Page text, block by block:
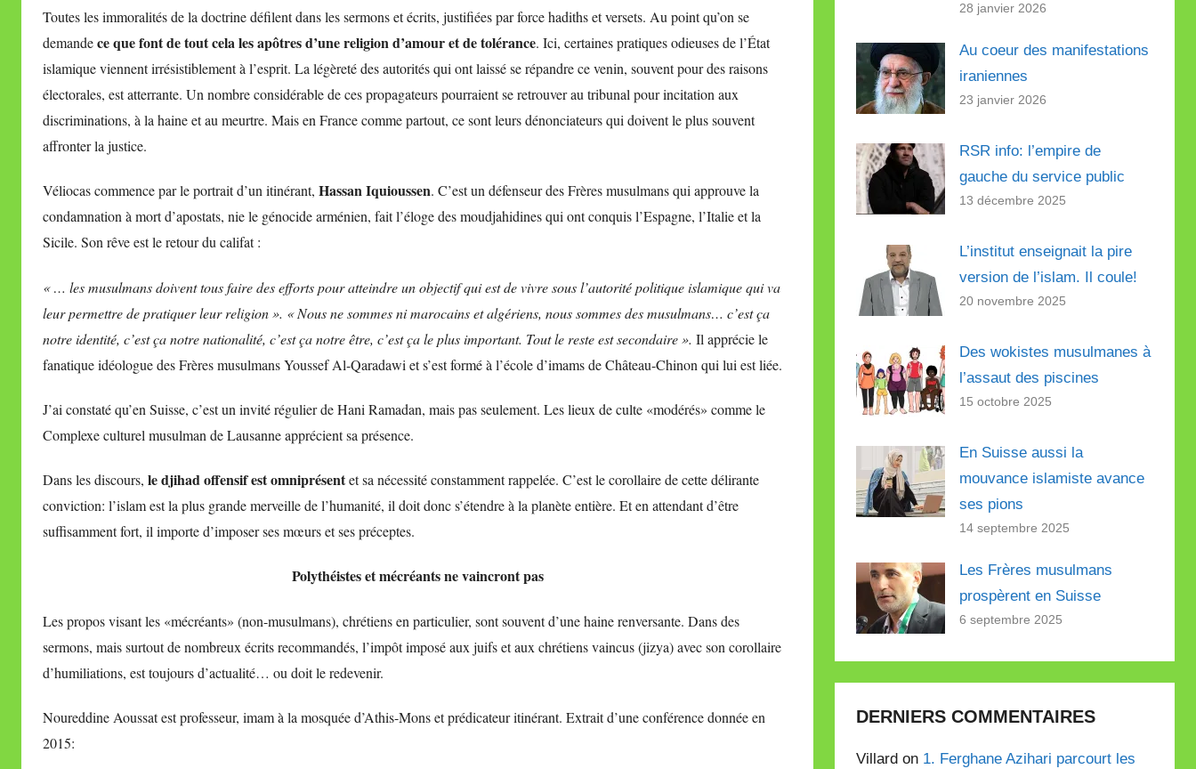
Toutes les immoralités de la doctrine défilent dans les sermons et écrits, justifiées par force hadiths et versets. Au point qu’on se
demandece que font de tout cela les apôtres d’une religion d’amour et de tolérance. Ici, certaines pratiques odieuses de l’État
islamique viennent irrésistiblement à l’esprit. La légèreté des autorités qui ont laissé se répandrece venin, souvent pour des raisons
électorales, est atterrante. Un nombre considérable de ces propagateurs pourraient se retrouver au tribunal pour incitation aux
discriminations, à la haine et au meurtre. Mais en France comme partout, ce sont leurs dénonciateurs qui doivent le plus souvent
affronter la justice.
Véliocas commence par le portrait d’un itinérant, Hassan Iquioussen. C’est un défenseur des Frères musulmans qui approuve la
condamnation à mort d’apostats, nie le génocide arménien, fait l’éloge des moudjahidines qui ont conquis l’Espagne, l’Italie et la
Sicile. Son rêve est le retour du califat :
« … les musulmans doivent tous faire des efforts pour atteindre un objectif qui est de vivre sous l’autorité politique islamique qui va
leur permettre de pratiquer leur religion ». « Nous ne sommes ni marocains et algériens, nous sommes des musulmans… c’est ça
notre identité, c’est ça notre nationalité, c’est ça notre être, c’est ça le plus important. Tout le reste est secondaire ». Il apprécie le
fanatique idéologue des Frères musulmans Youssef Al-Qaradawi et s’est formé à l’école d’imams de Château-Chinon qui lui est liée.
J’ai constaté qu’en Suisse, c’est un invité régulier de Hani Ramadan, mais pas seulement. Les lieux de culte «modérés» comme le
Complexe culturel musulman de Lausanne apprécient sa présence.
Dans les discours, le djihad offensif est omniprésentet sa nécessité constamment rappelée. C’est le corollaire de cette délirante
conviction: l’islam est la plus grande merveille de l’humanité, il doit donc s’étendre à la planète entière. Et en attendant d’être
suffisamment fort, il importe d’imposer ses mœurs et ses préceptes.
Polythéistes et mécréants ne vaincront pas
Les propos visant les «mécréants» (non-musulmans), chrétiens en particulier, sont souvent d’une haine renversante. Dans des
sermons, mais surtout de nombreux écrits recommandés, l’impôt imposé aux juifs et aux chrétiens vaincus (jizya) avec son corollaire
d’humiliations, est toujours d’actualité… ou doit le redevenir.
Noureddine Aoussat est professeur, imam à la mosquée d’Athis-Mons et prédicateur itinérant. Extrait d’une conférence donnée en
2015:
28 janvier 2026
Au coeur des manifestations
iraniennes
23 janvier 2026
RSR info: l’empire de
gauche du service public
13 décembre 2025
L’institut enseignait la pire
version de l’islam. Il coule!
20 novembre 2025
Des wokistes musulmanes à
l’assaut des piscines
15 octobre 2025
En Suisse aussi la
mouvance islamiste avance
ses pions
14 septembre 2025
Les Frères musulmans
prospèrent en Suisse
6 septembre 2025
DERNIERS COMMENTAIRES
Villard on 1. Ferghane Azihari parcourt les